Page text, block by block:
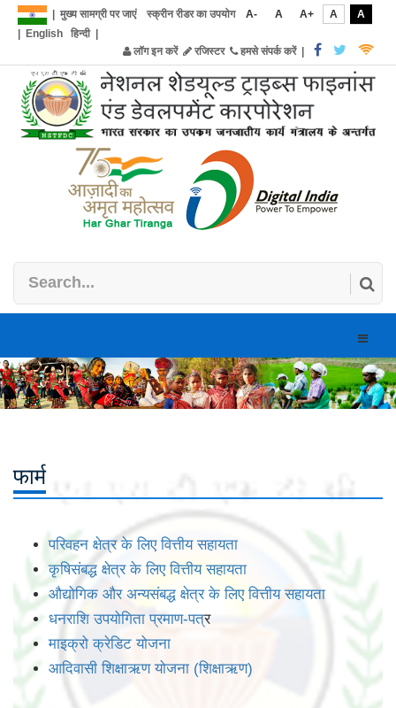
मुख्य सामग्री पर जाएं स्क्रीन रीडर का उपयोग A- A A+ A
A
English हिन्दी|
लॉग इन करें
रजिस्टर हमसे संपर्क करें|
Toggle
फार्म
परिवहन क्षेत्र के लिए वित्तीय सहायता
कृषिसंबद्ध क्षेत्र के लिए वित्तीय सहायता
औद्योगिक और अन्यसंबद्ध क्षेत्र के लिए वित्तीय सहायता
धनराशि उपयोगिता प्रमाण-पत्र
माइक्रो क्रेडिट योजना
आदिवासी शिक्षाऋण योजना (शिक्षाऋण)